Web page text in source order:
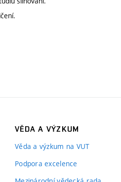
VĚDA A VÝZKUM
Věda a výzkum na VUT
Podpora excelence